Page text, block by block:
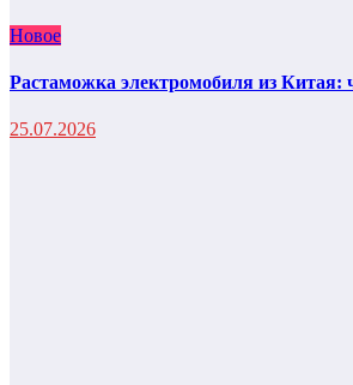
Новое
Растаможка электромобиля из Китая:
25.07.2026